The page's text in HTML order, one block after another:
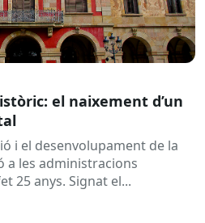
el naixement d’un
i el desenvolupament de la
a les administracions
25 anys. Signat el...